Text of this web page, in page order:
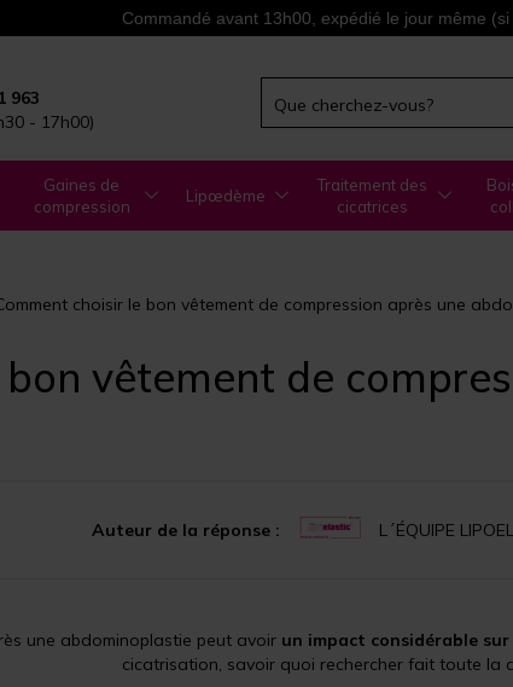
Commandé avant 13h00, expédié le jour même (si
963
- 17h00)
Gaines de
compression
Lipœdème
Traitement des
cicatrices
choisir le bon vêtement de compression après une
vêtement de
Auteur de la réponse : L´ÉQUIPE
une abdominoplastie peut avoir un impact considérable
cicatrisation, savoir quoi rechercher fait toute la